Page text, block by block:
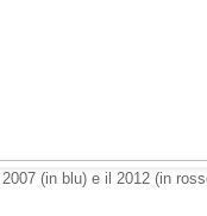
(in blu) e il 2012 (in